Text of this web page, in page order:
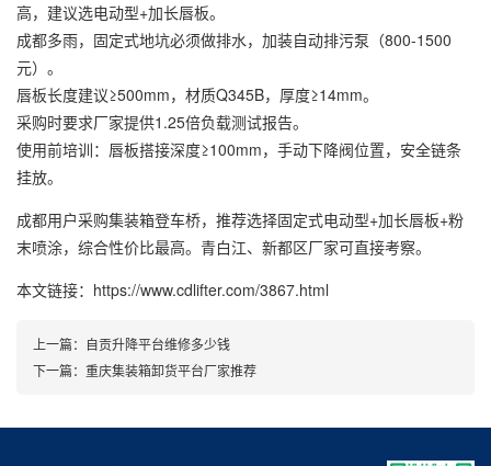
高，建议选电动型+加长唇板。
成都多雨，固定式地坑必须做排水，加装自动排污泵（800-1500
元）。
唇板长度建议≥500mm，材质Q345B，厚度≥14mm。
采购时要求厂家提供1.25倍负载测试报告。
使用前培训：唇板搭接深度≥100mm，手动下降阀位置，安全链条
挂放。
成都用户采购集装箱登车桥，推荐选择固定式电动型+加长唇板+粉
末喷涂，综合性价比最高。青白江、新都区厂家可直接考察。
本文链接：https://www.cdlifter.com/3867.html
上一篇： 自贡升降平台维修多少钱
下一篇： 重庆集装箱卸货平台厂家推荐